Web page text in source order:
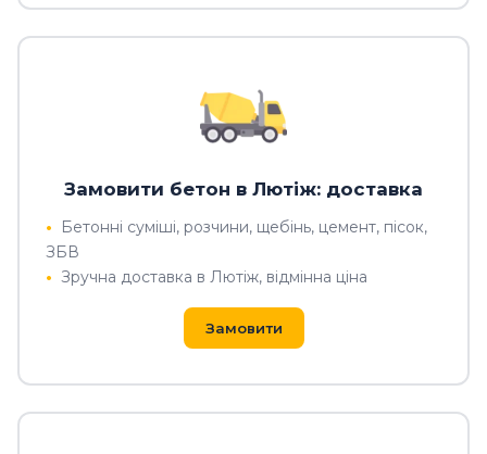
Замовити бетон в Лютіж: доставка
Бетонні суміші, розчини, щебінь, цемент, пісок,
ЗБВ
Зручна доставка в Лютіж, відмінна ціна
Замовити